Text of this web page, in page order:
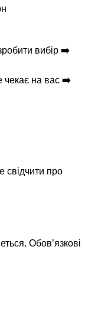
вибір ➡️
чекає на вас ➡️
свідчити про
Обов’язкові